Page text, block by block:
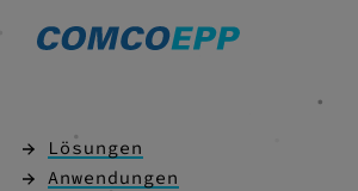
Lösungen
Anwendungen